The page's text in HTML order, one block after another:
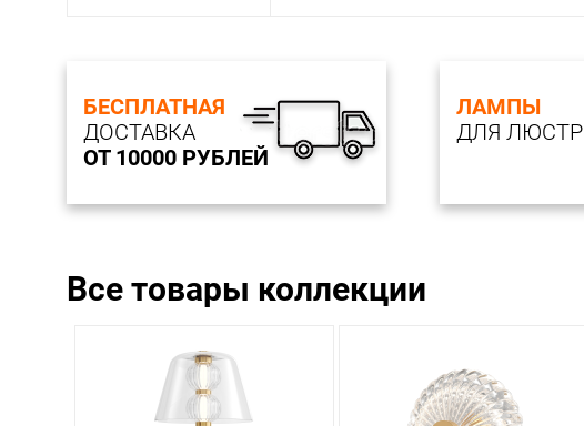
БЕСПЛАТНАЯ
ДОСТАВКА
ОТ 10000 РУБЛЕЙ
ЛАМПЫ
ДЛЯ ЛЮСТР
Все товары коллекции